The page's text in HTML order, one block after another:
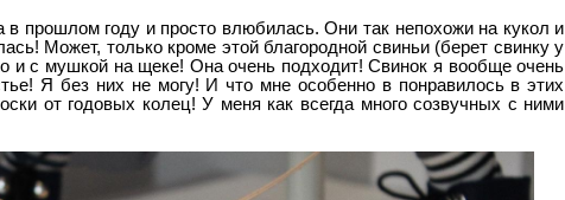
в прошлом году и просто влюбилась. Они так непохожи на кукол и
Может, только кроме этой благородной свиньи (берет свинку у
и с мушкой на щеке! Она очень подходит! Свинок я вообще очень
Я без них не могу! И что мне особенно в понравилось в этих
от годовых колец! У меня как всегда много созвучных с ними